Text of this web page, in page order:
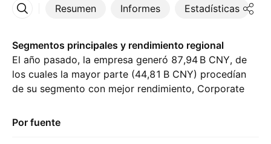
Resumen Informes Estadísticas
Más
Segmentos principales y rendimiento regional
El año pasado, la empresa generó ‪87,94 B‬ CNY, de
los cuales la mayor parte (‪44,81 B‬ CNY) procedían
de su segmento con mejor rendimiento, Corporate
previo. La mayor contribución provino de China,
Por fuente